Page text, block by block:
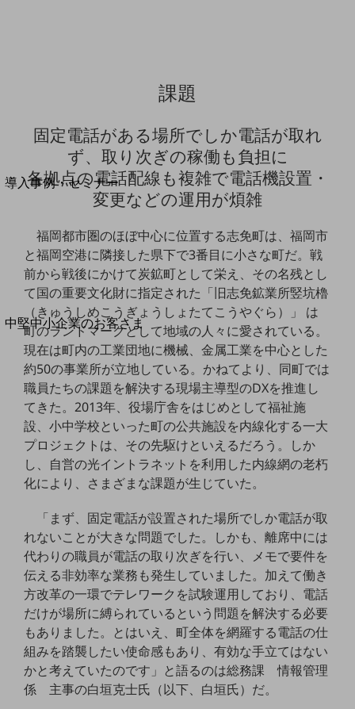
別ウィンドウで開きます
サービスをご利用中のお客さま
導入事例・セミナー
最新の導入事例や注目の導入事例をご紹介します
セミナー
開催・出展する各種セミナー、イベント情報をご紹介します
別ウィンドウで開きます
中堅中小企業のお客さま
NTTドコモビジネスウォッチ
ビジネスお役立ち情報
旬な話題やお役立ち資料などDXの課題を
解決するヒントをお届けする記事サイト
新着記事
お役立ち資料ダウンロード
トレンド記事特集
IT用語集
中堅中小企業向け
課題やニーズに合ったサービスをご紹介し、
中堅中小企業のビジネスをサポート！
お悩みから見つける
お悩みから見つけるTOP
ネットワーク
モバイル・音声
バックオフィス
リモート・ハイブリッドワーク
課題
固定電話がある場所でしか電話が取れ
ず、取り次ぎの稼働も負担に
各拠点の電話配線も複雑で電話機設置・
変更などの運用が煩雑
福岡都市圏のほぼ中心に位置する志免町は、福岡市
と福岡空港に隣接した県下で3番目に小さな町だ。戦
前から戦後にかけて炭鉱町として栄え、その名残とし
て国の重要文化財に指定された「旧志免鉱業所竪坑櫓
（きゅうしめこうぎょうしょたてこうやぐら）」 は
町のランドマークとして地域の人々に愛されている。
現在は町内の工業団地に機械、金属工業を中心とした
約50の事業所が立地している。かねてより、同町では
職員たちの課題を解決する現場主導型のDXを推進し
てきた。2013年、役場庁舎をはじめとして福祉施
設、小中学校といった町の公共施設を内線化する一大
プロジェクトは、その先駆けといえるだろう。しか
し、自営の光イントラネットを利用した内線網の老朽
化により、さまざまな課題が生じていた。
「まず、固定電話が設置された場所でしか電話が取
れないことが大きな問題でした。しかも、離席中には
代わりの職員が電話の取り次ぎを行い、メモで要件を
伝える非効率な業務も発生していました。加えて働き
方改革の一環でテレワークを試験運用しており、電話
だけが場所に縛られているという問題を解決する必要
もありました。とはいえ、町全体を網羅する電話の仕
組みを踏襲したい使命感もあり、有効な手立てはない
かと考えていたのです」と語るのは総務課 情報管理
係 主事の白垣克士氏（以下、白垣氏）だ。